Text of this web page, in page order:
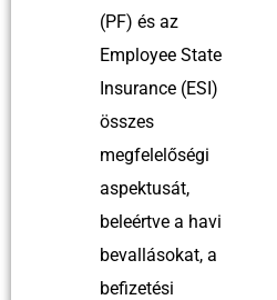
(PF) és az
Employee State
Insurance (ESI)
összes
megfelelőségi
aspektusát,
beleértve a havi
bevallásokat, a
befizetési